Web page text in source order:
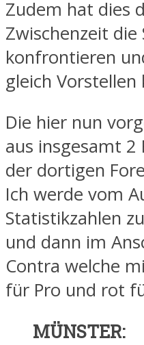
Zudem hat dies
Zwischenzeit
konfrontieren
gleich Vorstellen
Die hier nun
aus insgesamt
der dortigen
Ich werde vom
Statistikzahlen
und dann im
Contra welche
für Pro und rot
MÜNSTER: